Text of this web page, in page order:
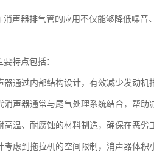
消声器排气管的应用不仅能够降低噪
特点包括：
器通过内部结构设计，有效减少发动机
消声器通常与尾气处理系统结合，帮助
高温、耐腐蚀的材料制造，确保在恶劣
考虑到拖拉机的空间限制，消声器体积